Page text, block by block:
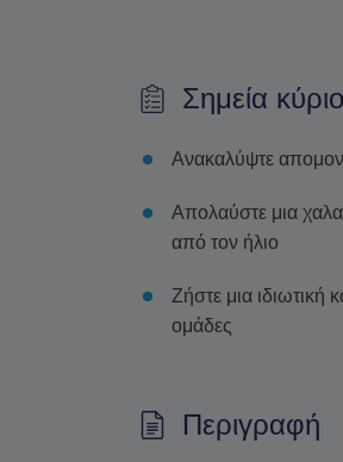
Σημεία
Ανακαλύψτε
Απολαύστε μια
από τον ήλιο
Ζήστε μια ιδιωτική
ομάδες
Περιγραφή